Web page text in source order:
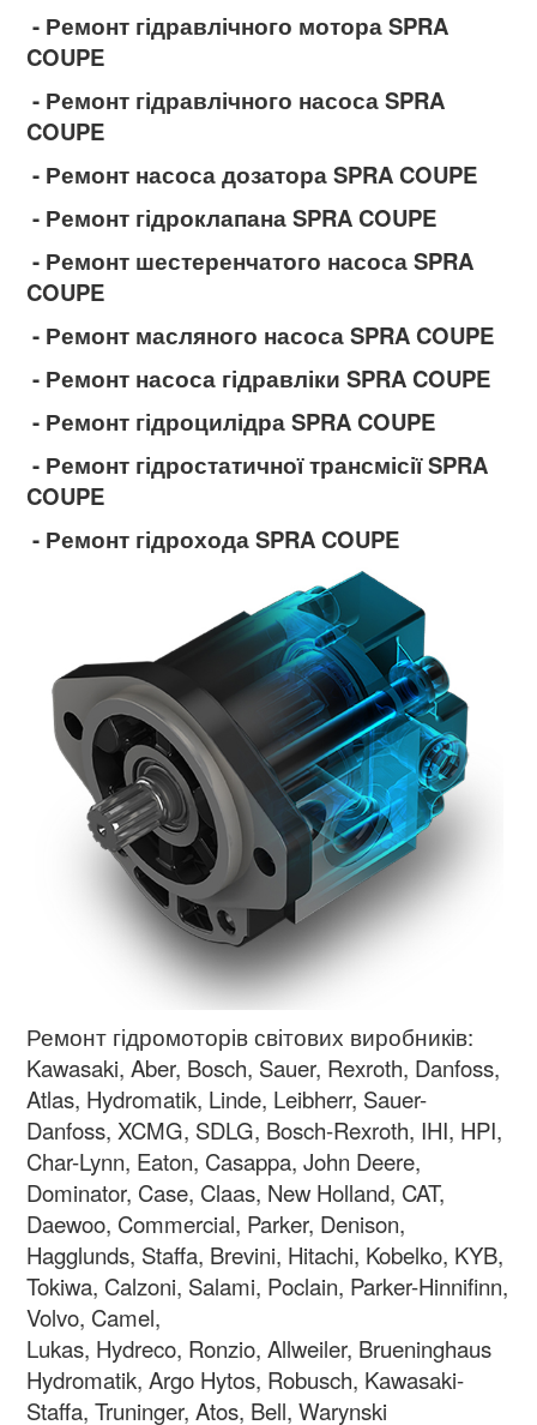
- Ремонт гідравлічного мотора SPRA
COUPE
- Ремонт гідравлічного насоса SPRA
COUPE
- Ремонт насоса дозатора SPRA COUPE
- Ремонт гідроклапана SPRA COUPE
- Ремонт шестеренчатого насоса SPRA
COUPE
- Ремонт масляного насоса SPRA COUPE
- Ремонт насоса гідравліки SPRA COUPE
- Ремонт гідроцилідра SPRA COUPE
- Ремонт гідростатичної трансмісії SPRA
COUPE
- Ремонт гідрохода SPRA COUPE
Ремонт гідромоторів світових виробників:
Kawasaki, Aber, Bosch, Sauer, Rexroth, Danfoss,
Atlas, Hydromatik, Linde, Leibherr, Sauer-
Danfoss, XCMG, SDLG, Bosch-Rexroth, IHI, HPI,
Char-Lynn, Eaton, Casappa, John Deere,
Dominator, Case, Claas, New Holland, CAT,
Daewoo, Commercial, Parker, Denison,
Hagglunds, Staffa, Brevini, Hitachi, Kobelko, KYB,
Tokiwa, Calzoni, Salami, Poclain, Parker-Hinnifinn,
Volvo, Camel,
Lukas, Hydreco, Ronzio, Allweiler, Brueninghaus
Hydromatik, Argo Hytos, Robusch, Kawasaki-
Staffa, Truninger, Atos, Bell, Warynski